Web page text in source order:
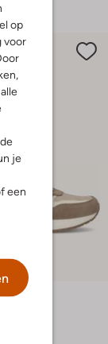
op
voor
je
een